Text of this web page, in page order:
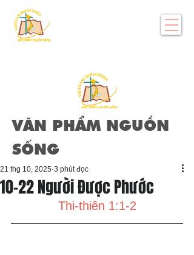
VĂN PHẨM NGUỒN
SỐNG
10-22 Người Được Phước
21 thg 10, 2025 3 phút đọc
Thi-thiên 1:1-2